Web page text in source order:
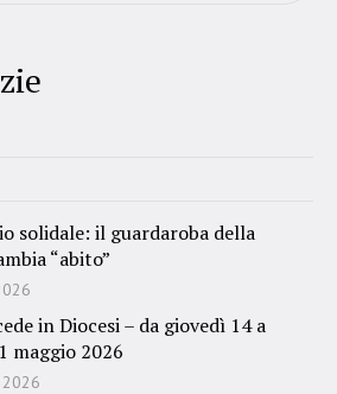
solidale: il guardaroba della
“abito”
in Diocesi – da giovedì 14 a
maggio 2026